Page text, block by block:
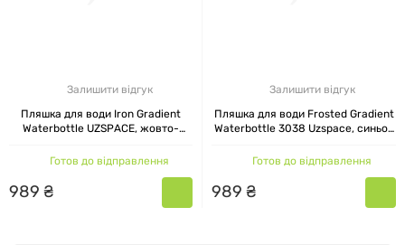
Залишити відгук
Пляшка для води Iron Gradient
Waterbottle UZSPACE, жовто-
Готов до відправлення
989 ₴
Залишити відгук
Пляшка для води Frosted Gradient
Waterbottle 3038 Uzspace, синьо-
Готов до відправлення
989 ₴